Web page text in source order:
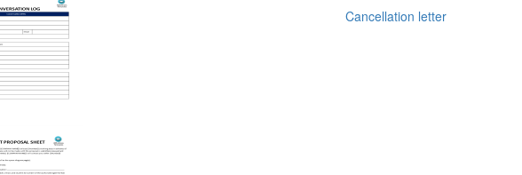
Cancellation letter